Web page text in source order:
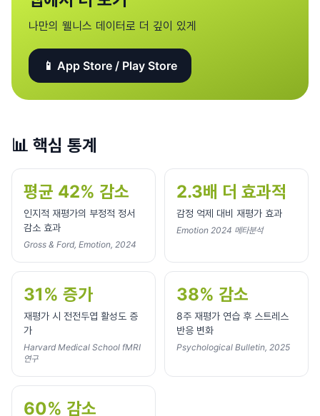
나만의 웰니스 데이터로 더 깊이 있게
📱 App Store / Play Store
📊 핵심 통계
평균 42% 감소
인지적 재평가의 부정적 정서
감소 효과
Gross & Ford, Emotion, 2024
2.3배 더 효과적
감정 억제 대비 재평가 효과
Emotion 2024 메타분석
31% 증가
재평가 시 전전두엽 활성도 증
가
Harvard Medical School fMRI
연구
38% 감소
8주 재평가 연습 후 스트레스
반응 변화
Psychological Bulletin, 2025
60% 감소